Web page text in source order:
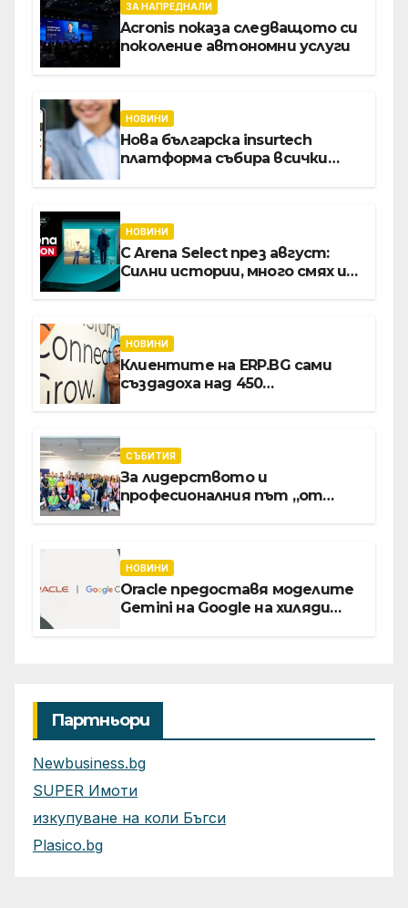
ЗА НАПРЕДНАЛИ
Acronis показа следващото си
поколение автономни услуги
НОВИНИ
Нова българска insurtech
платформа събира всички
НОВИНИ
С Arena Select през август:
Силни истории, много смях и
НОВИНИ
Клиентите на ERP.BG сами
създадоха над 450
интелект
СЪБИТИЯ
За лидерството и
професионалния път „от
директор Асен Великов
НОВИНИ
Oracle предоставя моделите
Gemini на Google на хиляди
Партньори
Newbusiness.bg
SUPER Имоти
изкупуване на коли Бъгси
Plasico.bg